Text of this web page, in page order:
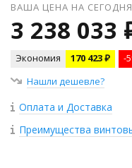
ВАША ЦЕНА НА
3 238 033
Экономия 170 423 ₽
-
Нашли дешевле?
Оплата и Доставка
Преимущества